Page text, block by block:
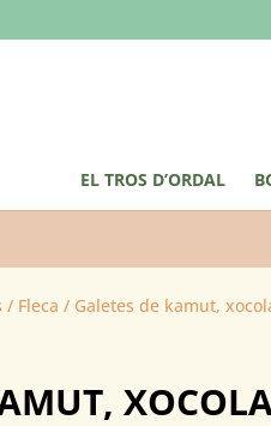
EL TROS D’ORDAL
/ Fleca / Galetes de kamut,